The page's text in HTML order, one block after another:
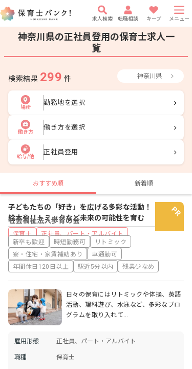
求人検索 転職相談 キープ メニュー
神奈川県の正社員登用の保育士求人一
覧
検索結果 299 件 神奈川県
場所
勤務地を選択
働き方
働き方を選択
給与/他
正社員登用
おすすめ順 新着順
社会福祉法人歩育の会
保育士 正社員、パート・アルバイト
子どもたちの「好き」を広げる多彩な活動！
絵本やリトミックなど未来の可能性を育む
新卒も歓迎 時短勤務可
リトミック
寮・住宅・家賃補助あり
車通勤可
年間休日120日以上
駅近5分以内 残業少なめ
日々の保育にはリトミックや体操、英語
活動、理科遊び、水泳など、多彩なプロ
グラムを取り入れて…
雇用形態 正社員、パート・アルバイト
職種 保育士